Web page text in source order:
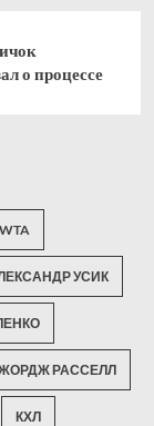
о процессе
WTA
УСИК
РАССЕЛЛ
КХЛ